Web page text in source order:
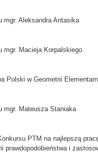
mgr. Aleksandra Antasika
mgr. Macieja Korpalskiego
Polski w Geometrii
mgr. Mateusza Staniaka
PTM na najlepszą
prawdopodobieństwa i